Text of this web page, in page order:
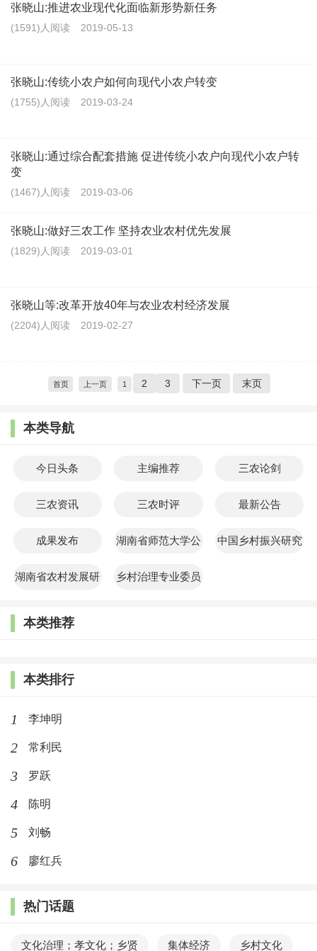
张晓山:推进农业现代化面临新形势新任务
(1591)人阅读 2019-05-13
张晓山:传统小农户如何向现代小农户转变
(1755)人阅读 2019-03-24
张晓山:通过综合配套措施 促进传统小农户向现代小农户转
变
(1467)人阅读 2019-03-06
张晓山:做好三农工作 坚持农业农村优先发展
(1829)人阅读 2019-03-01
张晓山等:改革开放40年与农业农村经济发展
(2204)人阅读 2019-02-27
首页 上一页 1 2 3 下一页 末页
本类导航
今日头条 主编推荐 三农论剑
三农资讯 三农时评 最新公告
成果发布 湖南省师范大学公 中国乡村振兴研究
湖南省农村发展研
乡村治理专业委员
本类推荐
本类排行
1 李坤明
2 常利民
3 罗跃
4 陈明
5 刘畅
6 廖红兵
热门话题
文化治理；孝文化；乡贤 集体经济 乡村文化